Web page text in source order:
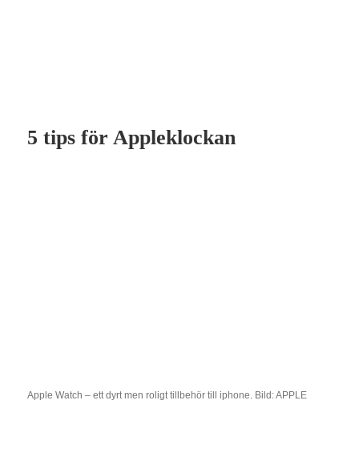
5 tips för Appleklockan
Apple Watch – ett dyrt men roligt tillbehör till iphone. Bild: APPLE